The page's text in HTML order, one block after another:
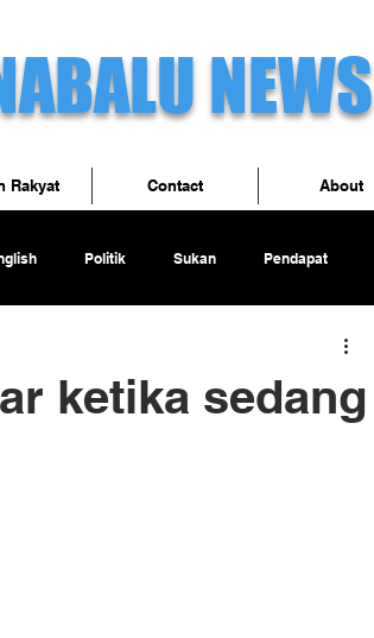
NEWS
Politik Sukan Pendapat
ketika sedang
Rakyat Contact About